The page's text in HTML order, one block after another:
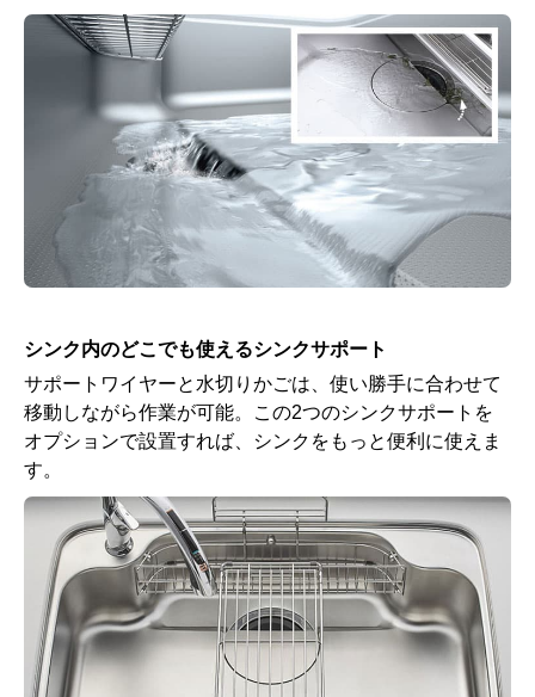
シンク内のどこでも使えるシンクサポート
サポートワイヤーと水切りかごは、使い勝手に合わせて
移動しながら作業が可能。この2つのシンクサポートを
オプションで設置すれば、シンクをもっと便利に使えま
す。